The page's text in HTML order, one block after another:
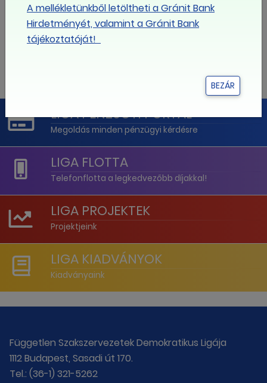
24 25 26 27 28
LIGA PÉNZÜGYI PORTÁL
Megoldás minden pénzügyi kérdésre
LIGA FLOTTA
Telefonflotta a legkedvezőbb díjakkal!
LIGA PROJEKTEK
Projektjeink
LIGA KIADVÁNYOK
Kiadványaink
A mellékletünkből letöltheti a Gránit Bank
Hirdetményét, valamint a Gránit Bank
tájékoztatóját!
BEZÁR
Független Szakszervezetek Demokratikus Ligája
1112 Budapest, Sasadi út 170.
Tel.: (36-1) 321-5262